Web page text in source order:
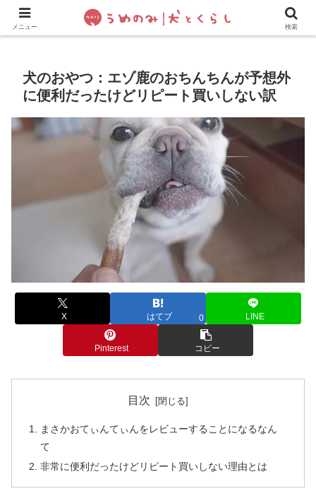
犬の手作りご飯 フレブル飼い方・しつけ ペットグッズ&
犬のおやつ：エゾ鹿のおちんちんが予想外
に便利だったけどリピート買いしない訳
X はてブ 0 LINE
Pinterest コピー
目次
まさかおてぃんてぃんをレビューすることになるなん
て
非常に便利だったけどリピート買いしない理由とは
メニュー 検索